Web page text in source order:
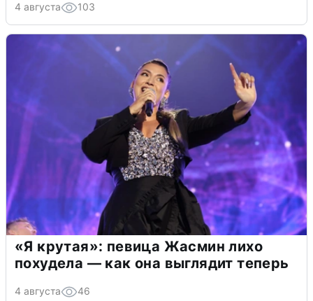
4 августа 103
«Я крутая»: певица Жасмин лихо
похудела — как она выглядит теперь
4 августа 46